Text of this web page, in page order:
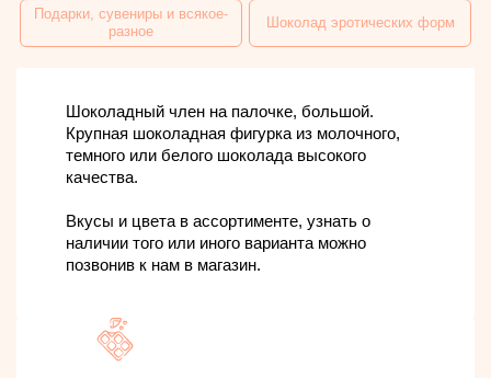
Подарки, сувениры и всякое-
разное
Шоколад эротических форм
Шоколадный член на палочке, большой.
Крупная шоколадная фигурка из молочного,
темного или белого шоколада высокого
качества.
Вкусы и цвета в ассортименте, узнать о
наличии того или иного варианта можно
позвонив к нам в магазин.